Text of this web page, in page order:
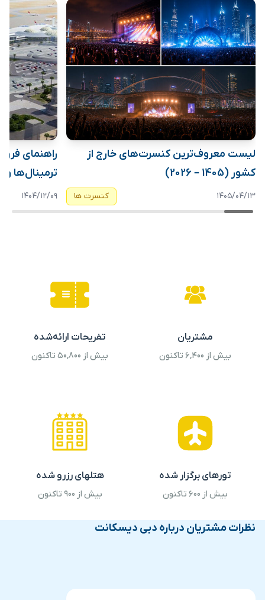
لیست معروف‌ترین کنسرت‌های خارج از
کشور (1405 – 2026)
۱۴۰۵/۰۴/۱۳ کنسرت ها
ترمینال‌ها
۱۴۰۴/۱۲/۰۹
مشتریان
بیش از ۶,۴۰۰ تاکنون
تفریحات ارائه‌شده
بیش از ۵۰,۸۰۰ تاکنون
تورهای برگزار شده
بیش از ۶۰۰ تاکنون
هتلهای رزرو شده
بیش از ۹۰۰ تاکنون
نظرات مشتریان درباره دبی دیسکانت